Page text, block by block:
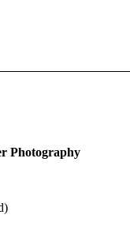
Photography